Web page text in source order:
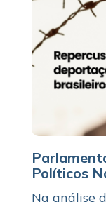
Políticos
Na análise